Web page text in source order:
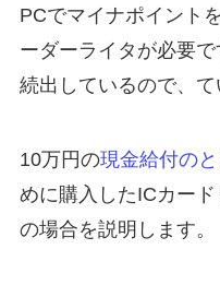
PCでマイナポイント
ーダーライタが必要
続出しているので、て
10万円の現金給付の
めに購入したICカード
の場合を説明します。